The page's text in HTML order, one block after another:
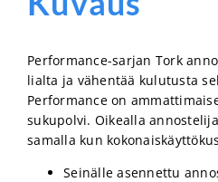
Performance-sarjan Tork
lialta ja vähentää kulutusta
Performance on
sukupolvi. Oikealla
samalla kun
Seinälle asennettu